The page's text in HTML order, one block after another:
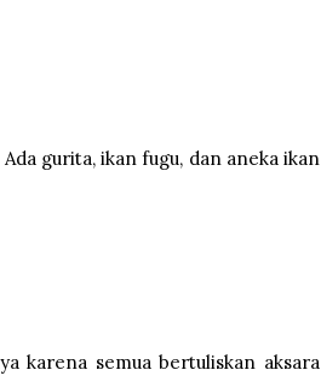
gurita, ikan fugu, dan aneka ikan
karena semua bertuliskan aksara